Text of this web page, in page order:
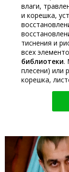
влаги,
и корешка,
тиснения и
всех
библиотеки.
плесени) или
корешка,